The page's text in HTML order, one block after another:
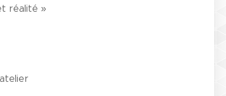
réalité »